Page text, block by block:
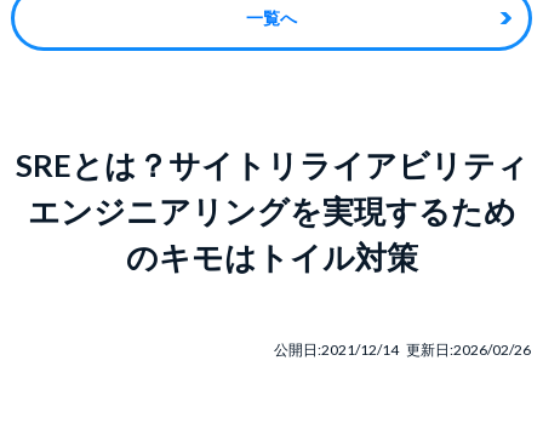
一覧へ
SREとは？サイトリライアビリティ
エンジニアリングを実現するため
のキモはトイル対策
公開日:2021/12/14 更新日:2026/02/26